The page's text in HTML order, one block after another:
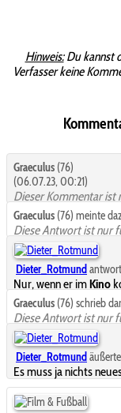
Hinweis:Du kannst
Verfasser keine
Graeculus (76)
(06.07.23, 00:21)
Dieser Kommentar ist
Graeculus (76) meinte
Diese Antwort ist nur
Dieter_Rotmund
Nur, wenn er imKino
Graeculus (76) schrieb
Diese Antwort ist nur
Dieter_Rotmund
Es muss ja nichts